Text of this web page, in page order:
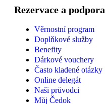
Rezervace a podpora
Věrnostní program
Doplňkové služby
Benefity
Dárkové vouchery
Často kladené otázky
Online delegát
Naši průvodci
Můj Čedok